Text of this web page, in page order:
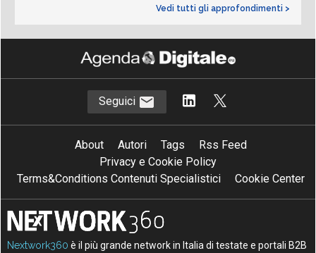
Vedi tutti gli approfondimenti >
Seguici
About Autori Tags
Rss Feed
Privacy e Cookie Policy
Terms&Conditions Contenuti Specialistici
Cookie Center
Nextwork360 è il più grande network in Italia di testate e portali B2B